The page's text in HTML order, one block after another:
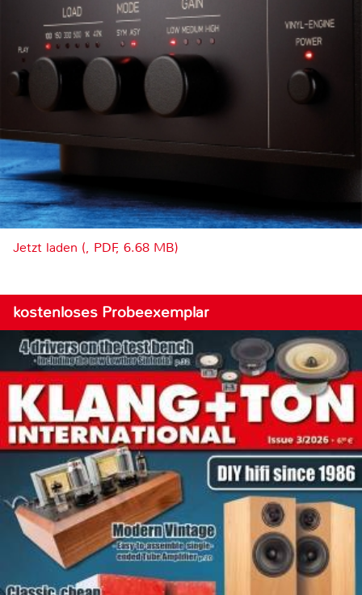
Jetzt laden (, PDF, 6.68 MB)
kostenloses Probeexemplar